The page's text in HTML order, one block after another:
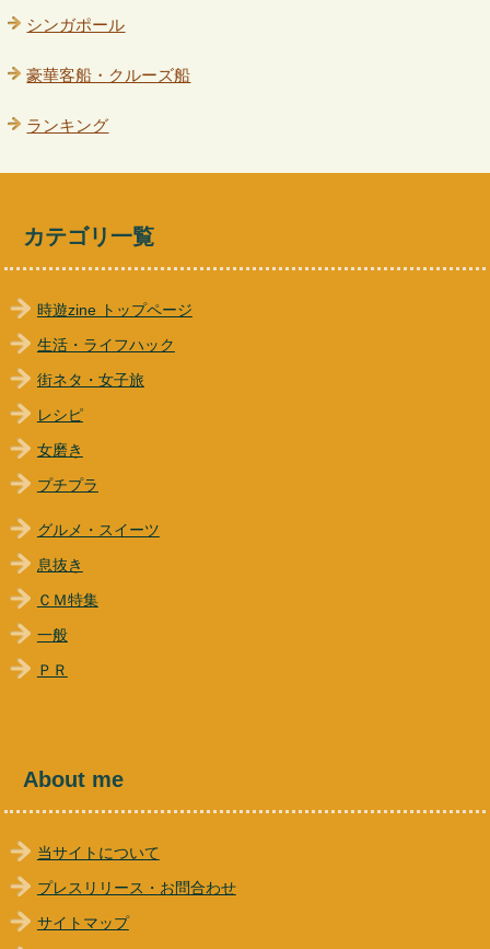
シンガポール
豪華客船・クルーズ船
ランキング
カテゴリ一覧
時遊zine トップページ
生活・ライフハック
街ネタ・女子旅
レシピ
女磨き
プチプラ
グルメ・スイーツ
息抜き
ＣＭ特集
一般
ＰＲ
About me
当サイトについて
プレスリリース・お問合わせ
サイトマップ